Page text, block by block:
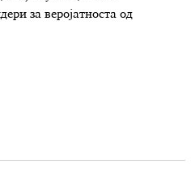
за веројатноста од